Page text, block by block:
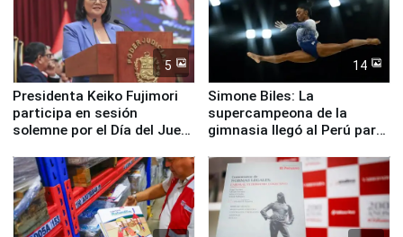
5
Presidenta Keiko Fujimori
participa en sesión
solemne por el Día del Juez
14
Simone Biles: La
supercampeona de la
gimnasia llegó al Perú para
Panamericanos Lima 2027